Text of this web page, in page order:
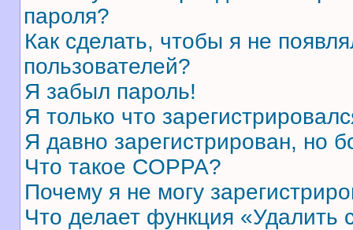
пароля?
Как сделать, чтобы я не
пользователей?
Я забыл пароль!
Я только что
Я давно зарегистрирован, но
Что такое COPPA?
Почему я не могу
Что делает функция «Удалить